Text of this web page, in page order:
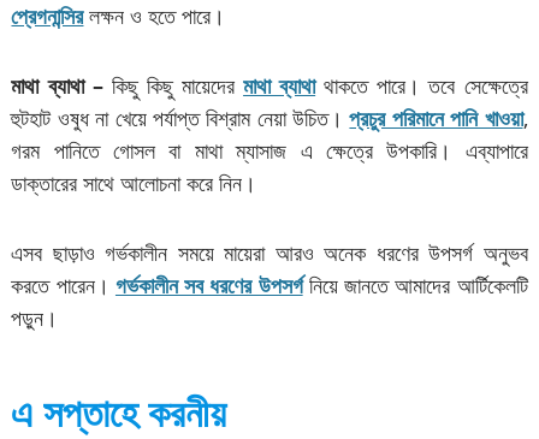
প্রেগনান্সিরলক্ষন ও হতে পারে।
মাথা ব্যাথা –কিছু কিছু মায়েদেরমাথা ব্যাথাথাকতে পারে। তবে সেক্ষেত্রে
হুটহাট ওষুধ না খেয়ে পর্যাপ্ত বিশ্রাম নেয়া উচিত।প্রচুর পরিমানে পানি খাওয়া,
গরম পানিতে গোসল বা মাথা ম্যাসাজ এ ক্ষেত্রে উপকারি। এব্যাপারে
ডাক্তারের সাথে আলোচনা করে নিন।
এসব ছাড়াও গর্ভকালীন সময়ে মায়েরা আরও অনেক ধরণের উপসর্গ অনুভব
করতে পারেন। গর্ভকালীন সব ধরণের উপসর্গনিয়ে জানতে আমাদের আর্টিকেলটি
পড়ুন।
এ সপ্তাহে করনীয়